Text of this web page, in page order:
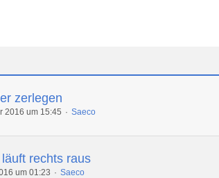
zerlegen
2016 um 15:45 Saeco
rechts raus
um 01:23 Saeco